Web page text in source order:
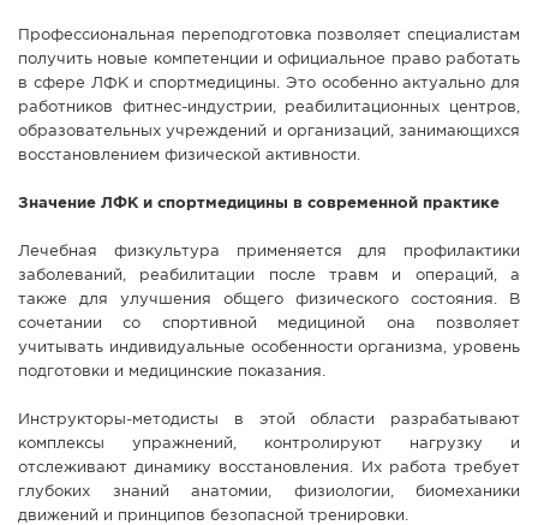
ФОТО
Профессиональная переподготовка позволяет специалистам
получить новые компетенции и официальное право работать
в сфере ЛФК и спортмедицины. Это особенно актуально для
работников фитнес-индустрии, реабилитационных центров,
образовательных учреждений и организаций, занимающихся
восстановлением физической активности.
Значение ЛФК и спортмедицины в современной практике
Лечебная физкультура применяется для профилактики
заболеваний, реабилитации после травм и операций, а
также для улучшения общего физического состояния. В
сочетании со спортивной медициной она позволяет
учитывать индивидуальные особенности организма, уровень
подготовки и медицинские показания.
Инструкторы-методисты в этой области разрабатывают
комплексы упражнений, контролируют нагрузку и
отслеживают динамику восстановления. Их работа требует
глубоких знаний анатомии, физиологии, биомеханики
движений и принципов безопасной тренировки.